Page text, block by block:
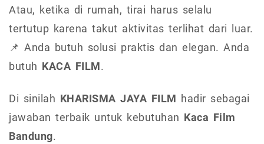
Atau, ketika di rumah, tirai harus selalu
tertutup karena takut aktivitas terlihat dari luar.
📌 Anda butuh solusi praktis dan elegan. Anda
butuh KACA FILM.
Di sinilah KHARISMA JAYA FILM hadir sebagai
jawaban terbaik untuk kebutuhan Kaca Film
Bandung.